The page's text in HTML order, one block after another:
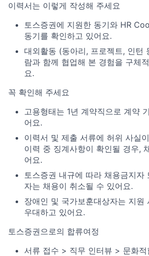
이력서는 이렇게 작성해 주세요
토스증권에 지원한 동기와 HR
동기를 확인하고 있어요.
대외활동 (동아리, 프로젝트, 인턴
람과 함께 협업해 본 경험을 구체
요.
꼭 확인해 주세요
고용형태는 1년 계약직으로 계약
어요.
이력서 및 제출 서류에 허위 사실
이력 중 징계사항이 확인될 경우,
어요.
토스증권 내규에 따라 채용금지자
자는 채용이 취소될 수 있어요.
장애인 및 국가보훈대상자는 지원
우대하고 있어요.
토스증권으로의 합류여정
서류 접수 > 직무 인터뷰 > 문화